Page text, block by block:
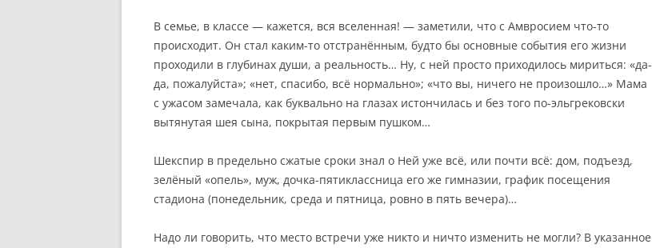
В семье, в классе — кажется, вся вселенная! — заметили, что с Амвросием что-то
происходит. Он стал каким-то отстранённым, будто бы основные события его жизни
проходили в глубинах души, а реальность… Ну, с ней просто приходилось мириться: «да-
да, пожалуйста»; «нет, спасибо, всё нормально»; «что вы, ничего не произошло…» Мама
с ужасом замечала, как буквально на глазах истончилась и без того по-эльгрековски
вытянутая шея сына, покрытая первым пушком…
Шекспир в предельно сжатые сроки знал о Ней уже всё, или почти всё: дом, подъезд,
зелёный «опель», муж, дочка-пятиклассница его же гимназии, график посещения
стадиона (понедельник, среда и пятница, ровно в пять вечера)…
Надо ли говорить, что место встречи уже никто и ничто изменить не могли? В указанное